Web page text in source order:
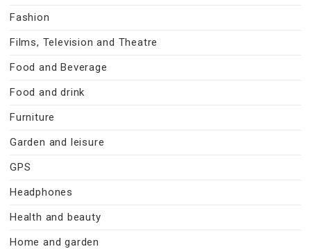
Fashion
Films, Television and Theatre
Food and Beverage
Food and drink
Furniture
Garden and leisure
GPS
Headphones
Health and beauty
Home and garden